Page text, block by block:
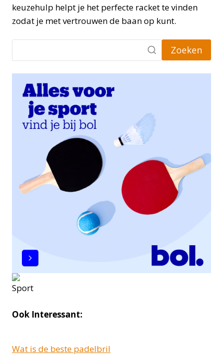
keuzehulp helpt je het perfecte racket te vinden
zodat je met vertrouwen de baan op kunt.
Zoeken
Ook Interessant:
Wat is de beste padelbril